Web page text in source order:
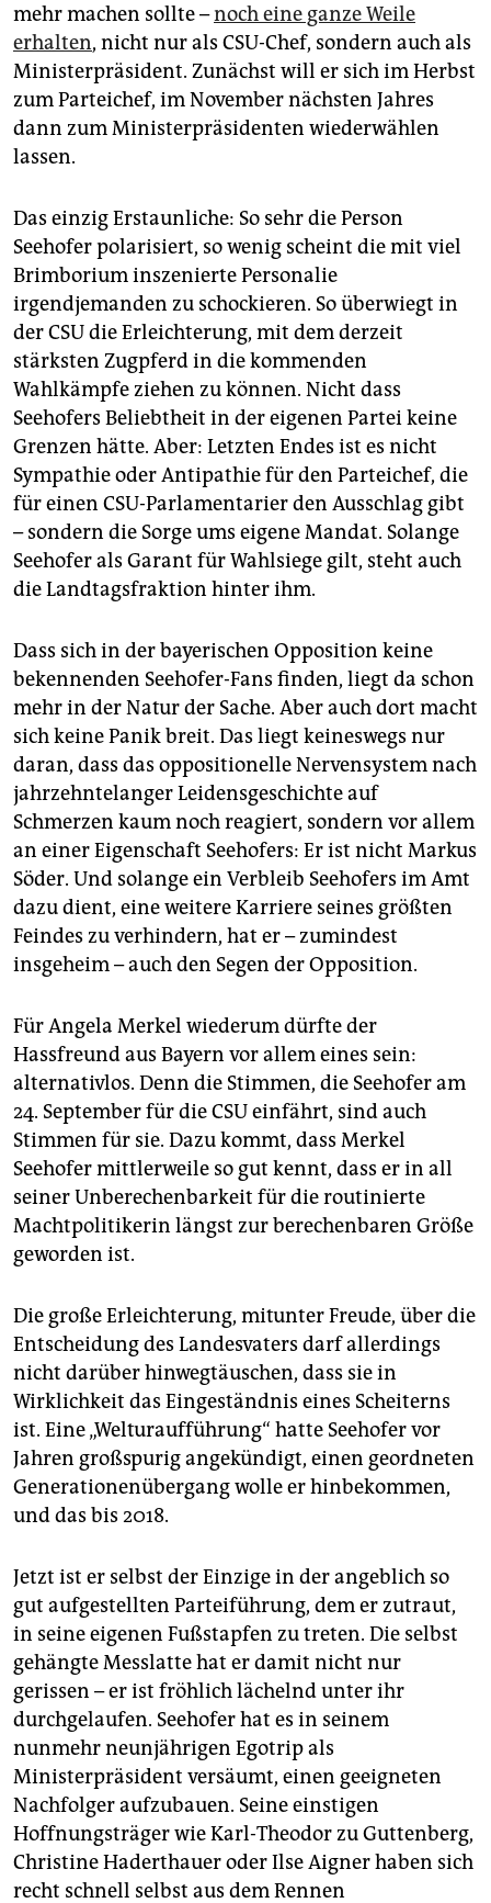
mehr machen sollte –noch eine ganze Weile
erhalten, nicht nur als CSU-Chef, sondern auch als
Ministerpräsident. Zunächst will er sich im Herbst
zum Parteichef, im November nächsten Jahres
dann zum Ministerpräsidenten wiederwählen
lassen.
Das einzig Erstaunliche: So sehr die Person
Seehofer polarisiert, so wenig scheint die mit viel
Brimborium inszenierte Personalie
irgendjemanden zu schockieren. So überwiegt in
der CSU die Erleichterung, mit dem derzeit
stärksten Zugpferd in die kommenden
Wahlkämpfe ziehen zu können. Nicht dass
Seehofers Beliebtheit in der eigenen Partei keine
Grenzen hätte. Aber: Letzten Endes ist es nicht
Sympathie oder Antipathie für den Parteichef, die
für einen CSU-Parlamentarier den Ausschlag gibt
– sondern die Sorge ums eigene Mandat. Solange
Seehofer als Garant für Wahlsiege gilt, steht auch
die Landtagsfraktion hinter ihm.
Dass sich in der bayerischen Opposition keine
bekennenden Seehofer-Fans finden, liegt da schon
mehr in der Natur der Sache. Aber auch dort macht
sich keine Panik breit. Das liegt keineswegs nur
daran, dass das oppositionelle Nervensystem nach
jahrzehntelanger Leidensgeschichte auf
Schmerzen kaum noch reagiert, sondern vor allem
an einer Eigenschaft Seehofers: Er ist nicht Markus
Söder. Und solange ein Verbleib Seehofers im Amt
dazu dient, eine weitere Karriere seines größten
Feindes zu verhindern, hat er – zumindest
insgeheim – auch den Segen der Opposition.
Für Angela Merkel wiederum dürfte der
Hassfreund aus Bayern vor allem eines sein:
alternativlos. Denn die Stimmen, die Seehofer am
24. September für die CSU einfährt, sind auch
Stimmen für sie. Dazu kommt, dass Merkel
Seehofer mittlerweile so gut kennt, dass er in all
seiner Unberechenbarkeit für die routinierte
Machtpolitikerin längst zur berechenbaren Größe
geworden ist.
Die große Erleichterung, mitunter Freude, über die
Entscheidung des Landesvaters darf allerdings
nicht darüber hinwegtäuschen, dass sie in
Wirklichkeit das Eingeständnis eines Scheiterns
ist. Eine „Welturaufführung“ hatte Seehofer vor
Jahren großspurig angekündigt, einen geordneten
Generationenübergang wolle er hinbekommen,
und das bis 2018.
Jetzt ist er selbst der Einzige in der angeblich so
gut aufgestellten Parteiführung, dem er zutraut,
in seine eigenen Fußstapfen zu treten. Die selbst
gehängte Messlatte hat er damit nicht nur
gerissen – er ist fröhlich lächelnd unter ihr
durchgelaufen. Seehofer hat es in seinem
nunmehr neunjährigen Egotrip als
Ministerpräsident versäumt, einen geeigneten
Nachfolger aufzubauen. Seine einstigen
Hoffnungsträger wie Karl-Theodor zu Guttenberg,
Christine Haderthauer oder Ilse Aigner haben sich
recht schnell selbst aus dem Rennen